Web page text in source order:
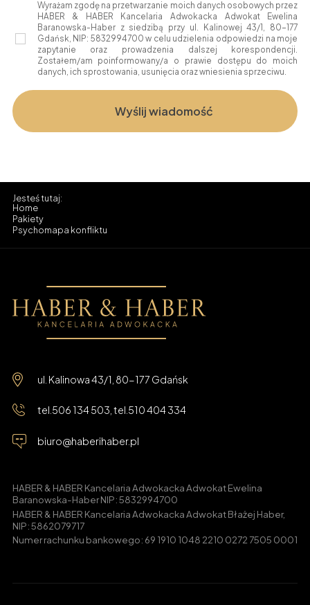
Wyrażam zgodę na przetwarzanie moich danych osobowych przez
HABER & HABER Kancelaria Adwokacka Adwokat Ewelina
Baranowska-Haber z siedzibą przy ul. Kalinowej 43/1, 80-177
Gdańsk, NIP: 5832994700 w celu udzielenia odpowiedzi na moje
zapytanie oraz prowadzenia dalszej korespondencji.
Zostałem/am poinformowany/a o prawie dostępu do moich
danych, ich sprostowania, usunięcia oraz wniesienia sprzeciwu.
Home
Pakiety
Psychomapa konfliktu
ul. Kalinowa 43/1, 80-177 Gdańsk
tel. 506 134 503 , tel. 510 404 334
biuro@haberihaber.pl
HABER & HABER Kancelaria Adwokacka Adwokat Ewelina
Baranowska-Haber NIP: 5832994700
HABER & HABER Kancelaria Adwokacka Adwokat Błażej Haber,
NIP: 5862079717
Numer rachunku bankowego: 69 1910 1048 2210 0272 7505 0001